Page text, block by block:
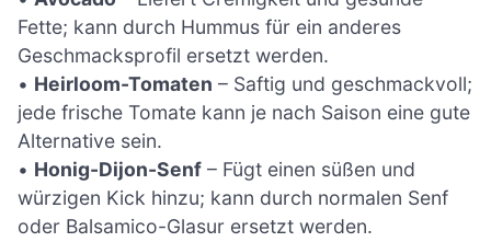
Fette; kann durch Hummus für ein anderes
Geschmacksprofil ersetzt werden.
• Heirloom-Tomaten – Saftig und geschmackvoll;
jede frische Tomate kann je nach Saison eine gute
Alternative sein.
• Honig-Dijon-Senf – Fügt einen süßen und
würzigen Kick hinzu; kann durch normalen Senf
oder Balsamico-Glasur ersetzt werden.